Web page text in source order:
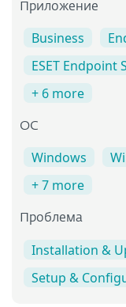
Приложение
Business
ESET
+ 6 more
OC
Windows
+ 7 more
Проблема
Installation &
Setup &